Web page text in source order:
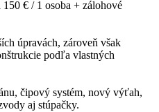
€ / 1 osoba + zálohové
úpravách, zároveň však
podľa vlastných
čipový systém, nový výťah,
aj stúpačky.